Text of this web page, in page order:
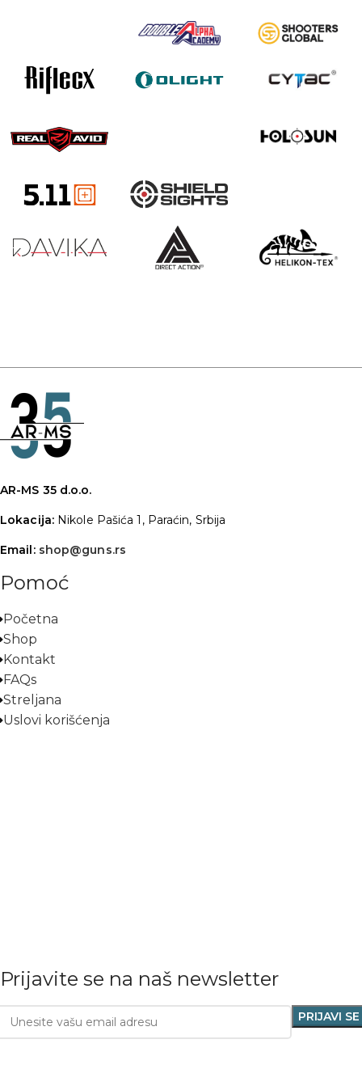
AR-MS 35 d.o.o.
Lokacija:Nikole Pašića 1, Paraćin, Srbija
Email: shop@guns.rs
Pomoć
Početna
Shop
Kontakt
FAQs
Streljana
Uslovi korišćenja
Prijavite se na naš newsletter